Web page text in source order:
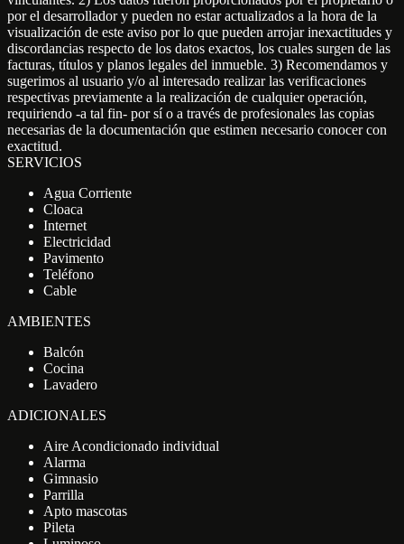
por el desarrollador y pueden no estar actualizados a la hora de la
visualización de este aviso por lo que pueden arrojar inexactitudes y
discordancias respecto de los datos exactos, los cuales surgen de las
facturas, títulos y planos legales del inmueble. 3) Recomendamos y
sugerimos al usuario y/o al interesado realizar las verificaciones
respectivas previamente a la realización de cualquier operación,
requiriendo -a tal fin- por sí o a través de profesionales las copias
necesarias de la documentación que estimen necesario conocer con
exactitud.
SERVICIOS
Agua Corriente
Cloaca
Internet
Electricidad
Pavimento
Teléfono
Cable
AMBIENTES
Balcón
Cocina
Lavadero
ADICIONALES
Aire Acondicionado individual
Alarma
Gimnasio
Parrilla
Apto mascotas
Pileta